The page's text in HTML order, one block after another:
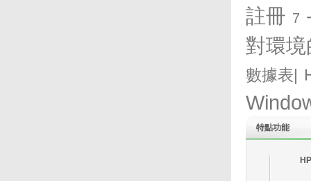
註冊 7
對環
數據表|
特點功能